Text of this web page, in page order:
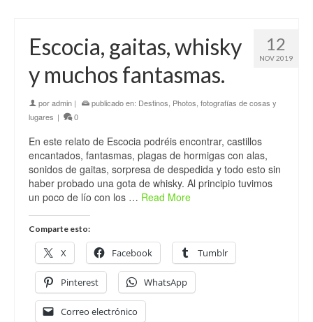
12
NOV 2019
Escocia, gaitas, whisky
y muchos fantasmas.
poradmin | publicado en: Destinos Photos, fotografías de cosas y
lugares | 0
En este relato de Escocia podréis encontrar, castillos
encantados, fantasmas, plagas de hormigas con alas,
sonidos de gaitas, sorpresa de despedida y todo esto sin
haber probado una gota de whisky. Al principio tuvimos
un poco de lío con los … Read More
Comparte esto:
X Facebook Tumblr
Pinterest WhatsApp
Correo electrónico